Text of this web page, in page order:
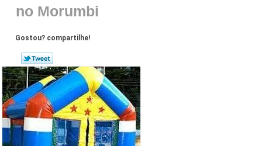
no Morumbi
Gostou? compartilhe!